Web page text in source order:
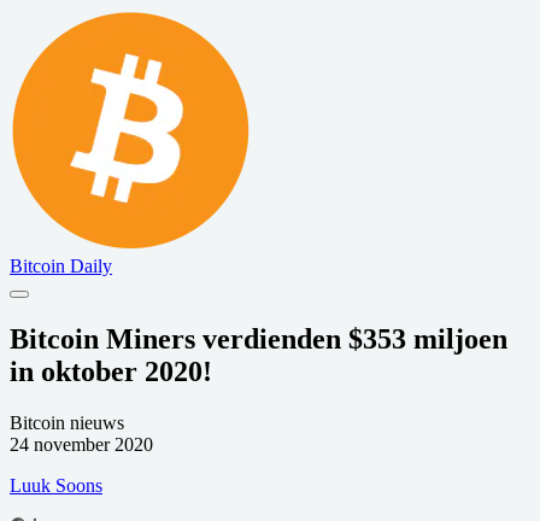
Bitcoin Daily
Bitcoin Miners verdienden $353 miljoen
in oktober 2020!
Bitcoin nieuws
24 november 2020
Luuk Soons